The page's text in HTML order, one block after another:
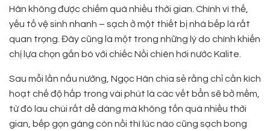
Hân không được chiếm quá nhiều thời gian. Chính vì thế,
yếu tố vệ sinh nhanh – sạch ở một thiết bị nhà bếp là rất
quan trọng. Đây cũng là một trong những lý do chính khiến
chị lựa chọn gắn bó với chiếc Nồi chiên hơi nước Kalite.
Sau mỗi lần nấu nướng, Ngọc Hân chia sẻ rằng chỉ cần kích
hoạt chế độ hấp trong vài phút là các vết bẩn sẽ bở mềm,
từ đó lau chùi rất dễ dàng mà không tốn quá nhiều thời
gian, bếp gọn gàng còn nồi thì lúc nào cũng sạch bong